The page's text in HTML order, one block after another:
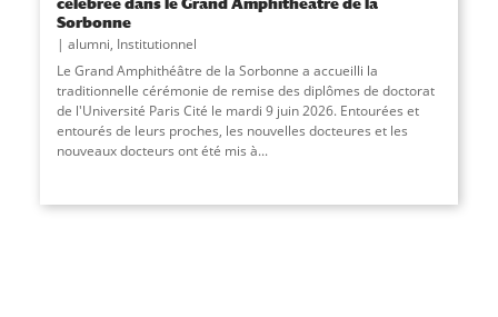
Sorbonne
alumni, Institutionnel
Le Grand Amphithéâtre de la Sorbonne a accueilli la
traditionnelle cérémonie de remise des diplômes de doctorat
de l'Université Paris Cité le mardi 9 juin 2026. Entourées et
entourés de leurs proches, les nouvelles docteures et les
nouveaux docteurs ont été mis à...